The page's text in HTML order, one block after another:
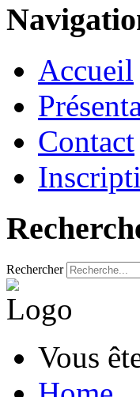
Accueil
Contact
Rechercher
Vous